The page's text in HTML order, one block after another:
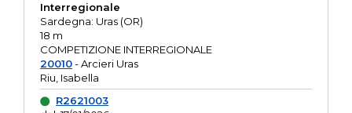
Interregionale
Sardegna: Uras (OR)
18 m
COMPETIZIONE INTERREGIONALE
20010- Arcieri Uras
Riu, Isabella
R2621003